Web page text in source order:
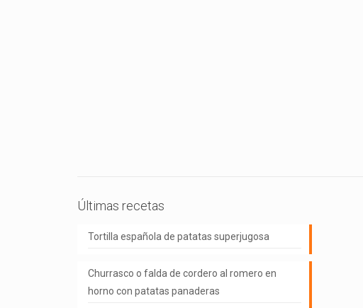
Últimas recetas
Tortilla española de patatas superjugosa
Churrasco o falda de cordero al romero en
horno con patatas panaderas